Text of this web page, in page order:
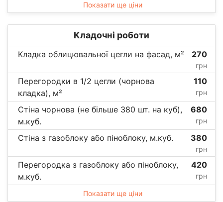
Показати ще ціни
Кладочні роботи
Кладка облицювальної цегли на фасад, м² 270
грн
Перегородки в 1/2 цегли (чорнова
кладка), м²
110
грн
Стіна чорнова (не більше 380 шт. на куб),
м.куб.
680
грн
Стіна з газоблоку або піноблоку, м.куб. 380
грн
Перегородка з газоблоку або піноблоку,
м.куб.
420
грн
Показати ще ціни